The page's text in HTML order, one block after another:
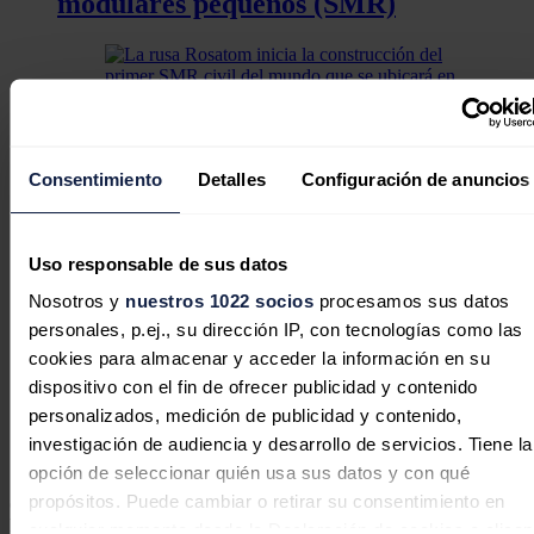
Consentimiento Detalles Configuración de anuncios
Uso responsable de sus datos
Nosotros y nuestros 1022 sociosprocesamos sus datos
personales, p.ej., su dirección IP, con tecnologías como las
cookies para almacenar y acceder la información en su
dispositivo con el fin de ofrecer publicidad y contenido
personalizados, medición de publicidad y contenido,
investigación de audiencia y desarrollo de servicios. Tiene la
opción de seleccionar quién usa sus datos y con qué
propósitos. Puede cambiar o retirar su consentimiento en
construcción del primer SMR civil
del mundo que se ubicará en
Reino Unido invierte casi 17.000
millones de euros en su primera
planta nuclear desde 1995
"Great British Energy-Nuclear ha llevado a cabo un riguroso
concurso y ahora colaborará con el licitador preferente,Rolls-